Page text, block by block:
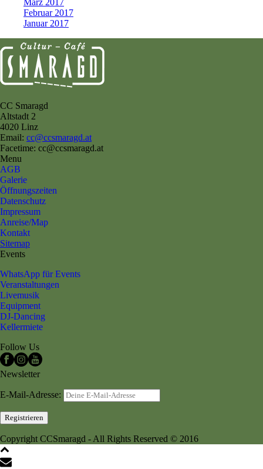
Februar 2017
Januar 2017
CC Smaragd
Altstadt 2
4020 Linz
Email: cc@ccsmaragd.at
Facetime: cc@ccsmaragd.at
Menu
AGB
Galerie
Öffnungszeiten
Datenschutz
Impressum
Anreise/Map
Kontakt
Sitemap
Events
WhatsApp für Events
Veranstaltungen
Livemusik
Equipment
DJ-Dancing
Kellermiete
Follow Us
Newsletter
E-Mail-Adresse:
Copyright CCSmaragd - All Rights Reserved © 2016